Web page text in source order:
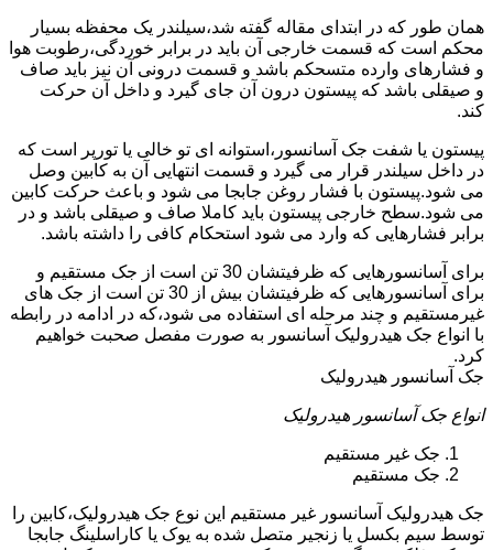
همان طور که در ابتدای مقاله گفته شد،سیلندر یک محفظه بسیار
محکم است که قسمت خارجی آن باید در برابر خوردگی،رطوبت هوا
و فشارهای وارده متسحکم باشد و قسمت درونی آن نیز باید صاف
و صیقلی باشد که پیستون درون آن جای گیرد و داخل آن حرکت
کند.
پیستون یا شفت جک آسانسور،استوانه ای تو خالی یا تورپر است که
در داخل سیلندر قرار می گیرد و قسمت انتهایی آن به کابین وصل
می شود.پیستون با فشار روغن جابجا می شود و باعث حرکت کابین
می شود.سطح خارجی پیستون باید کاملا صاف و صیقلی باشد و در
برابر فشارهایی که وارد می شود استحکام کافی را داشته باشد.
برای آسانسورهایی که ظرفیتشان 30 تن است از جک مستقیم و
برای آسانسورهایی که ظرفیتشان بیش از 30 تن است از جک های
غیرمستقیم و چند مرحله ای استفاده می شود،که در ادامه در رابطه
با انواع جک هیدرولیک آسانسور به صورت مفصل صحبت خواهیم
کرد.
جک آسانسور هیدرولیک
انواع جک آسانسور هیدرولیک
جک غیر مستقیم
جک مستقیم
جک هیدرولیک آسانسور غیر مستقیم این نوع جک هیدرولیک،کابین را
توسط سیم بکسل یا زنجیر متصل شده به یوک یا کاراسلینگ جابجا